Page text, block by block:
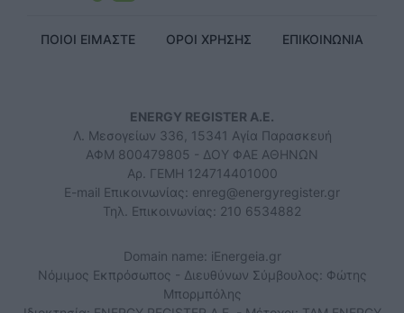
ΠΟΙΟΙ ΕΙΜΑΣΤΕ ΟΡΟΙ ΧΡΗΣΗΣ ΕΠΙΚΟΙΝΩΝΙΑ
ENERGY REGISTER Α.Ε.
Λ. Μεσογείων 336, 15341 Αγία Παρασκευή
ΑΦΜ 800479805 - ΔΟΥ ΦΑΕ ΑΘΗΝΩΝ
Αρ. ΓΕΜΗ 124714401000
E-mail Επικοινωνίας: enreg@energyregister.gr
Τηλ. Επικοινωνίας: 210 6534882
Domain name: iEnergeia.gr
Νόμιμος Εκπρόσωπος - Διευθύνων Σύμβουλος: Φώτης
Μπορμπόλης